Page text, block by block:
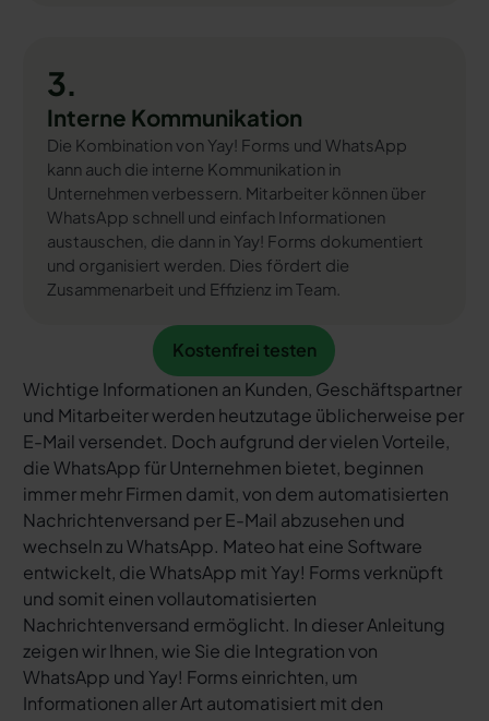
3.
Interne Kommunikation
Die Kombination von Yay! Forms und WhatsApp
kann auch die interne Kommunikation in
Unternehmen verbessern. Mitarbeiter können über
WhatsApp schnell und einfach Informationen
austauschen, die dann in Yay! Forms dokumentiert
und organisiert werden. Dies fördert die
Zusammenarbeit und Effizienz im Team.
Kostenfrei testen
Kostenfrei testen
Wichtige Informationen an Kunden, Geschäftspartner
und Mitarbeiter werden heutzutage üblicherweise per
E-Mail versendet. Doch aufgrund der vielen Vorteile,
die WhatsApp für Unternehmen bietet, beginnen
immer mehr Firmen damit, von dem automatisierten
Nachrichtenversand per E-Mail abzusehen und
wechseln zu WhatsApp. Mateo hat eine Software
entwickelt, die WhatsApp mit Yay! Forms verknüpft
und somit einen vollautomatisierten
Nachrichtenversand ermöglicht. In dieser Anleitung
zeigen wir Ihnen, wie Sie die Integration von
WhatsApp und Yay! Forms einrichten, um
Informationen aller Art automatisiert mit den